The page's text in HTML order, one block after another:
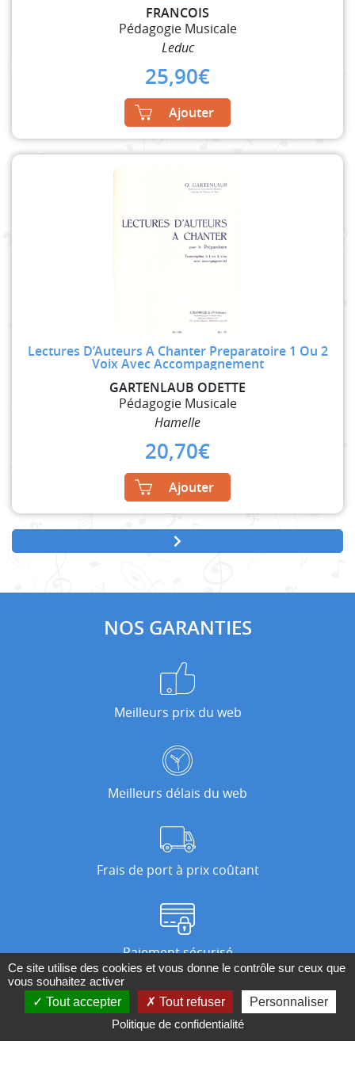
FRANCOIS
Pédagogie Musicale
Leduc
25,90€
Ajouter
Lectures D’Auteurs A Chanter Preparatoire 1 Ou 2
Voix Avec Accompagnement
GARTENLAUB ODETTE
Pédagogie Musicale
Hamelle
20,70€
Ajouter
NOS GARANTIES
Meilleurs prix du web
Meilleurs délais du web
Frais de port à prix coûtant
Paiement sécurisé
Nos magasins
Ce site utilise des cookies et vous donne le contrôle sur ceux que
vous souhaitez activer
Tout accepter
Tout refuser
Personnaliser
Politique de confidentialité